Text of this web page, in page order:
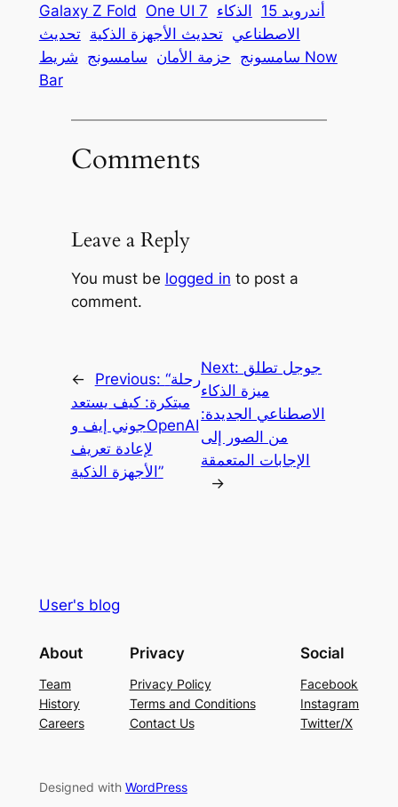
Galaxy Z Fold
One UI 7 أندرويد 15
الذكاء
الاصطناعي تحديث الأجهزة الذكية تحديث
سامسونج حزمة الأمان سامسونج شريط Now
Bar
Comments
Leave a Reply
You must be logged in to post a
comment.
← Previous: “رحلة
مبتكرة: كيف يستعد
جوني إيف وOpenAI
لإعادة تعريف
الأجهزة الذكية”
Next: جوجل تطلق
ميزة الذكاء
الاصطناعي الجديدة:
من الصور إلى
الإجابات المتعمقة
→
User's blog
About
Team
History
Careers
Privacy
Privacy Policy
Terms and Conditions
Contact Us
Social
Facebook
Instagram
Twitter/X
Designed with WordPress